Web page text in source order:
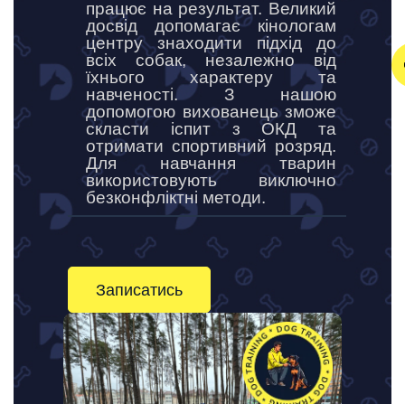
працює на результат. Великий
досвід допомагає кінологам
центру знаходити підхід до
всіх собак, незалежно від
їхнього характеру та
навченості. З нашою
допомогою вихованець зможе
скласти іспит з ОКД та
отримати спортивний розряд.
Для навчання тварин
використовують виключно
безконфліктні методи.
Записатись